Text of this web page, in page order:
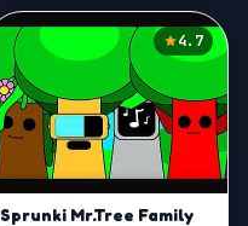
4.7
Sprunki Mr.Tree Family